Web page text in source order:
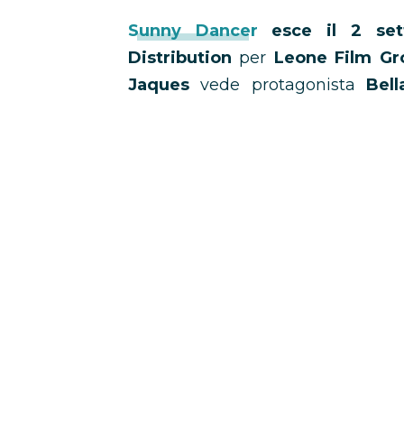
Sunny Dancer esce il 2
Distribution per Leone Film
Jaques vede protagonista